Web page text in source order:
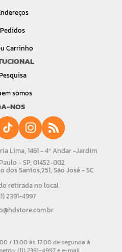
Pedidos
Carrinho
somos
NOS
Lima, 1461 - 4º Andar -Jardim
- SP, 01452-002
dos Santos,251, São José - SC
retirada no local
2391-4997